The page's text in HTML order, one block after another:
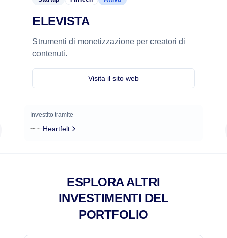
ELEVISTA
Strumenti di monetizzazione per creatori di
contenuti.
Visita il sito web
Investito tramite
Heartfelt
ESPLORA ALTRI
INVESTIMENTI DEL
PORTFOLIO